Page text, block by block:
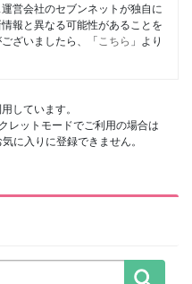
営会社のセブンネットが独自に
報と異なる可能性があることを
ざいましたら、「 こちら 」より
しています。
レットモードでご利用の場合は
に入りに登録できません。